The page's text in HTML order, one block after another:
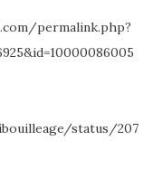
permalink.php?
status/207